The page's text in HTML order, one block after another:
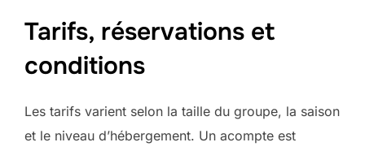
Tarifs, réservations et
conditions
Les tarifs varient selon la taille du groupe, la saison
et le niveau d’hébergement. Un acompte est